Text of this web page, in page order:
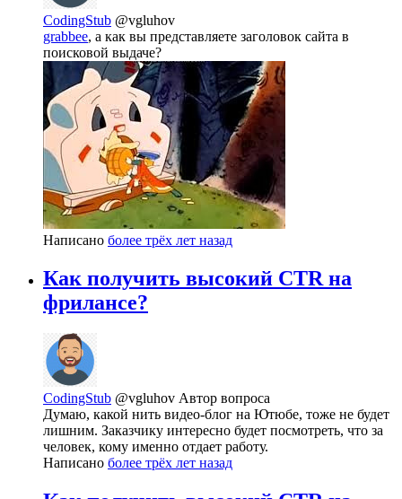
CodingStub @vgluhov
grabbee, а как вы представляете заголовок сайта в
поисковой выдаче?
Написано более трёх лет назад
Как получить высокий CTR на
фрилансе?
CodingStub @vgluhov Автор вопроса
Думаю, какой нить видео-блог на Ютюбе, тоже не будет
лишним. Заказчику интересно будет посмотреть, что за
человек, кому именно отдает работу.
Написано более трёх лет назад